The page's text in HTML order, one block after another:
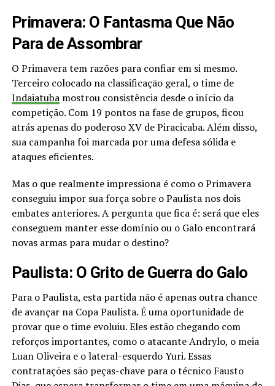
Primavera: O Fantasma Que Não
Para de Assombrar
O Primavera tem razões para confiar em si mesmo.
Terceiro colocado na classificação geral, o time de
Indaiatubamostrou consistência desde o início da
competição. Com 19 pontos na fase de grupos, ficou
atrás apenas do poderoso XV de Piracicaba. Além disso,
sua campanha foi marcada por uma defesa sólida e
ataques eficientes.
Mas o que realmente impressiona é como o Primavera
conseguiu impor sua força sobre o Paulista nos dois
embates anteriores. A pergunta que fica é: será que eles
conseguem manter esse domínio ou o Galo encontrará
novas armas para mudar o destino?
Paulista: O Grito de Guerra do Galo
Para o Paulista, esta partida não é apenas outra chance
de avançar na Copa Paulista. É uma oportunidade de
provar que o time evoluiu. Eles estão chegando com
reforços importantes, como o atacante Andrylo, o meia
Luan Oliveira e o lateral-esquerdo Yuri. Essas
contratações são peças-chave para o técnico Fausto